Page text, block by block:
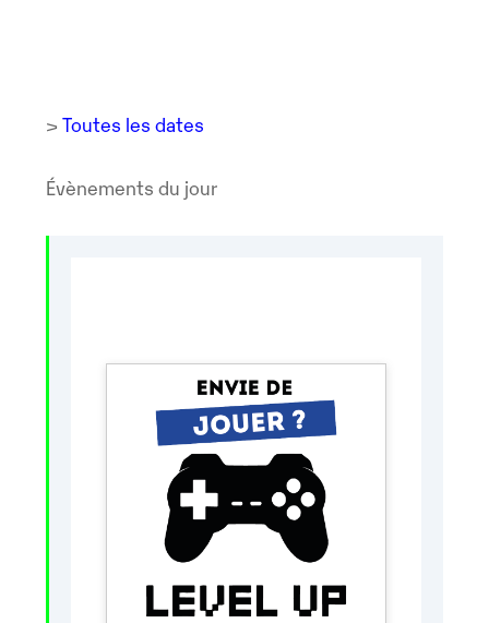
> Toutes les dates
Évènements du jour